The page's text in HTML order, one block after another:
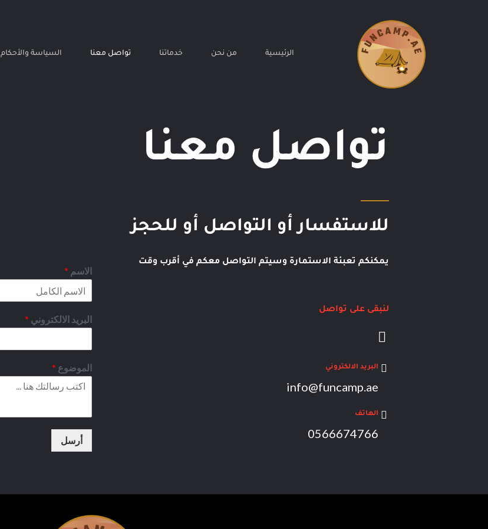
الرئيسية من نحن خدماتنا تواصل معنا السياسة والأحكام
تواصل معنا
للاستفسار أو التواصل أو للحجز
يمكنكم تعبئة الاستمارة وسيتم التواصل معكم في أقرب وقت
لنبقى على تواصل
I
s
a
g
r
a
البريد الالكتروني
info@funcamp.ae
الهاتف
0566674766
الاسم *
البريد الالكتروني *
الموضوع *
أرسل